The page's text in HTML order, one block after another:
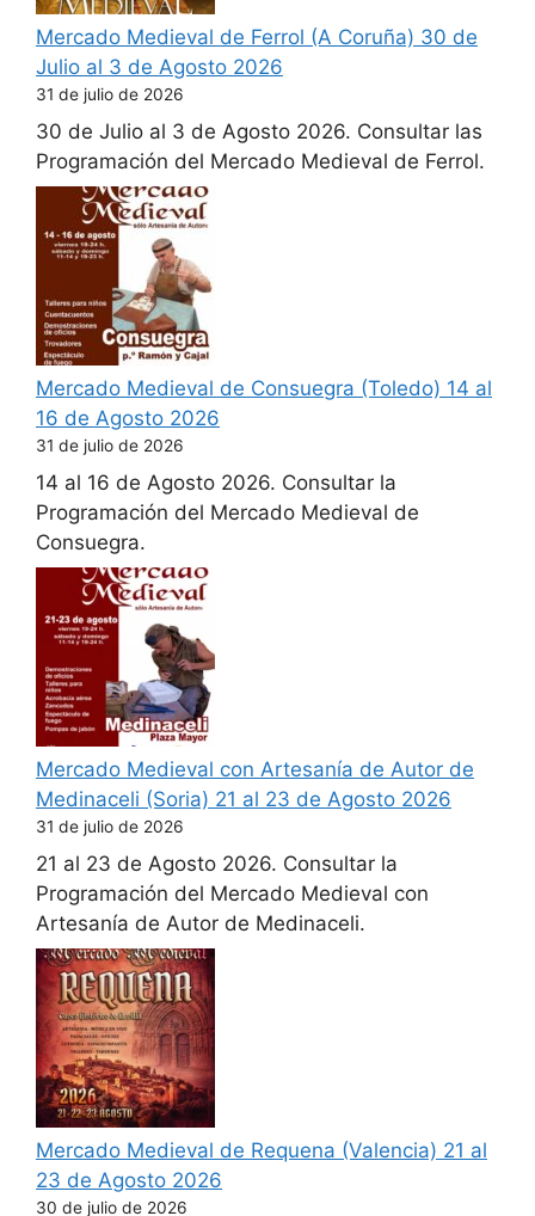
Mercado Medieval de Ferrol (A Coruña) 30 de
Julio al 3 de Agosto 2026
31 de julio de 2026
30 de Julio al 3 de Agosto 2026. Consultar las
Programación del Mercado Medieval de Ferrol.
Mercado Medieval de Consuegra (Toledo) 14 al
16 de Agosto 2026
31 de julio de 2026
14 al 16 de Agosto 2026. Consultar la
Programación del Mercado Medieval de
Consuegra.
Mercado Medieval con Artesanía de Autor de
Medinaceli (Soria) 21 al 23 de Agosto 2026
31 de julio de 2026
21 al 23 de Agosto 2026. Consultar la
Programación del Mercado Medieval con
Artesanía de Autor de Medinaceli.
Mercado Medieval de Requena (Valencia) 21 al
23 de Agosto 2026
30 de julio de 2026